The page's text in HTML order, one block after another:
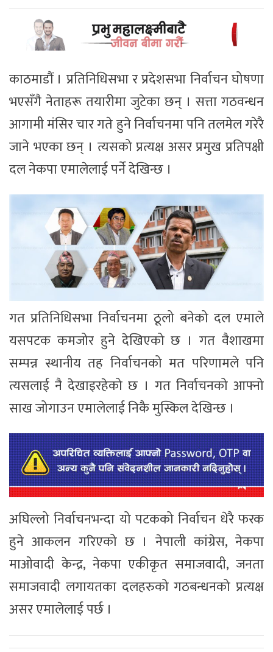
काठमाडौं । प्रतिनिधिसभा र प्रदेशसभा निर्वाचन घोषणा
भएसँगै नेताहरू तयारीमा जुटेका छन् । सत्ता गठवन्धन
आगामी मंसिर चार गते हुने निर्वाचनमा पनि तलमेल गरेरै
जाने भएका छन् । त्यसको प्रत्यक्ष असर प्रमुख प्रतिपक्षी
दल नेकपा एमालेलाई पर्ने देखिन्छ ।
गत प्रतिनिधिसभा निर्वाचनमा ठूलो बनेको दल एमाले
यसपटक कमजोर हुने देखिएको छ । गत वैशाखमा
सम्पन्न स्थानीय तह निर्वाचनको मत परिणामले पनि
त्यसलाई नै देखाइरहेको छ । गत निर्वाचनको आफ्नो
साख जोगाउन एमालेलाई निकै मुस्किल देखिन्छ ।
अघिल्लो निर्वाचनभन्दा यो पटकको निर्वाचन धेरै फरक
हुने आकलन गरिएको छ । नेपाली कांग्रेस, नेकपा
माओवादी केन्द्र, नेकपा एकीकृत समाजवादी, जनता
समाजवादी लगायतका दलहरुको गठबन्धनको प्रत्यक्ष
असर एमालेलाई पर्छ ।